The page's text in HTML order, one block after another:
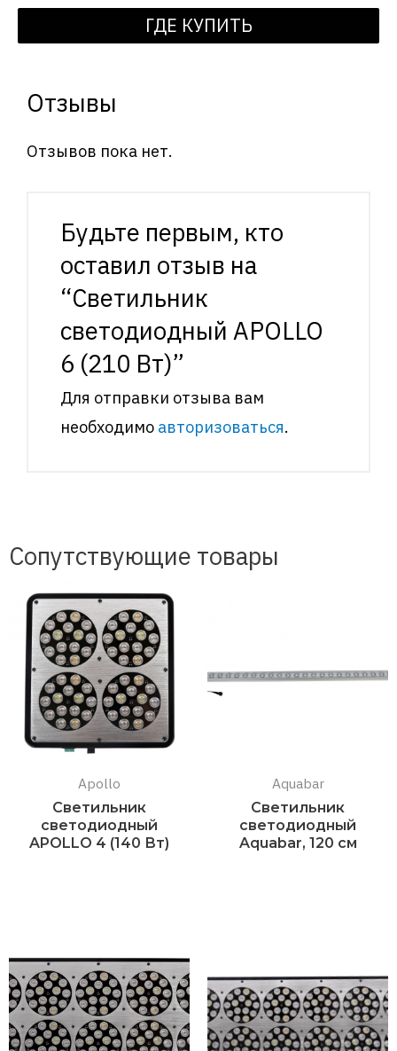
ГДЕ КУПИТЬ
Отзывы
Отзывов пока нет.
Будьте первым, кто
оставил отзыв на
“Светильник
светодиодный APOLLO
6 (210 Вт)”
Для отправки отзыва вам
необходимо авторизоваться.
Сопутствующие товары
Apollo
Светильник
светодиодный
APOLLO 4 (140 Вт)
Aquabar
Светильник
светодиодный
Aquabar, 120 см